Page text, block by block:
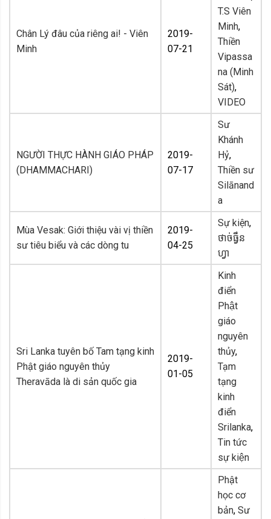
Chân Lý đâu của riêng ai! - Viên
Minh
2019-
07-21
T.S Viên
Minh,
Thiền
Vipassa
na (Minh
Sát),
VIDEO
NGƯỜI THỰC HÀNH GIÁO PHÁP
(DHAMMACHARI)
2019-
07-17
Sư
Khánh
Hỷ,
Thiền sư
Silānand
a
Mùa Vesak: Giới thiệu vài vị thiền
sư tiêu biểu và các dòng tu
2019-
04-25
Sự kiện,
ថាច់ធ្វឹន
ហ្វា
Sri Lanka tuyên bố Tam tạng kinh
Phật giáo nguyên thủy
Theravāda là di sản quốc gia
2019-
01-05
Kinh
điển
Phật
giáo
nguyên
thủy,
Tạm
tạng
kinh
điển
Srilanka,
Tin tức
sự kiện
Phật
học cơ
bản, Sư